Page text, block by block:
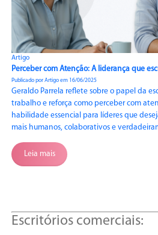
Artigo
Perceber com Atenção: A liderança que
Publicado por Artigo em 16/06/2025
Geraldo Parrela reflete sobre o papel da
trabalho e reforça como perceber com
habilidade essencial para líderes que
mais humanos, colaborativos e
Leia mais
Escritórios comerciais: